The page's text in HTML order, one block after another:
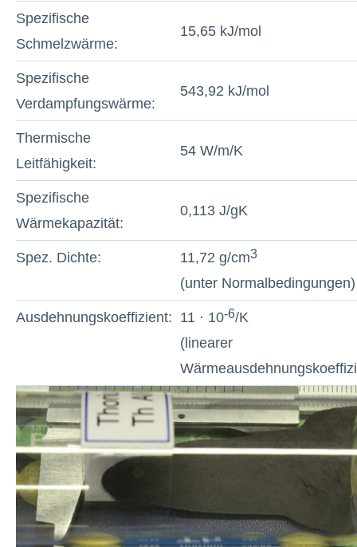
Spezifische
Schmelzwärme:
15,65 kJ/mol
Spezifische
Verdampfungswärme:
543,92 kJ/mol
Thermische
Leitfähigkeit:
54 W/m/K
Spezifische
Wärmekapazität:
0,113 J/gK
Spez. Dichte: 11,72 g/cm3
(unter Normalbedingungen)
Ausdehnungskoeffizient: 11 · 10-6/K
(linearer